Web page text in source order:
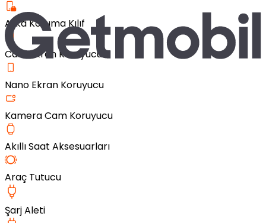
Arka Koruma Kılıf
Cam Ekran Koruyucu
Nano Ekran Koruyucu
Kamera Cam Koruyucu
Akıllı Saat Aksesuarları
Araç Tutucu
Şarj Aleti